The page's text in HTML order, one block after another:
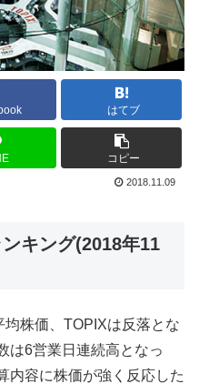
はてブ
コピー
2018.11.09
キング(2018年11
株価、TOPIXは反落とな
は6営業日連続高となっ
内容に株価が強く反応した